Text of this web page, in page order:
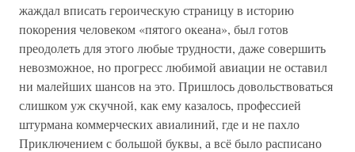
жаждал вписать героическую страницу в историю
покорения человеком «пятого океана», был готов
преодолеть для этого любые трудности, даже совершить
невозможное, но прогресс любимой авиации не оставил
ни малейших шансов на это. Пришлось довольствоваться
слишком уж скучной, как ему казалось, профессией
штурмана коммерческих авиалиний, где и не пахло
Приключением с большой буквы, а всё было расписано